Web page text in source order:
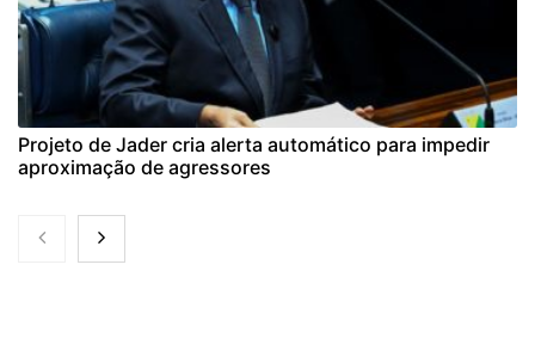
Projeto de Jader cria alerta automático para impedir
aproximação de agressores